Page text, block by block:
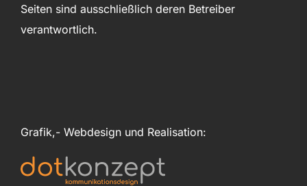
Seiten sind ausschließlich deren Betreiber
verantwortlich.
Grafik,- Webdesign und Realisation: